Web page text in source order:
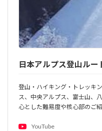
日本アルプス登山ルー
登山・ハイキング・トレッキ
ス、中央アルプス、富士山、
心とした難易度や核心部のご紹
YouTube